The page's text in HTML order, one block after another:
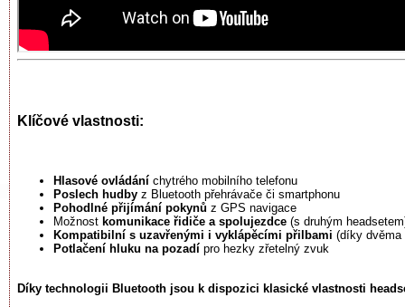
Klíčové vlastnosti:
Hlasové ovládání chytrého mobilního telefonu
Poslech hudby z Bluetooth přehrávače či smartphonu
Pohodlné přijímání pokynů z GPS navigace
Možnost komunikace řidiče a spolujezdce (s druhým
Kompatibilní s uzavřenými i vyklápěcími přilbami (díky dvěma
Potlačení hluku na pozadí pro hezky zřetelný zvuk
Díky technologii Bluetooth jsou k dispozici klasické vlastnosti